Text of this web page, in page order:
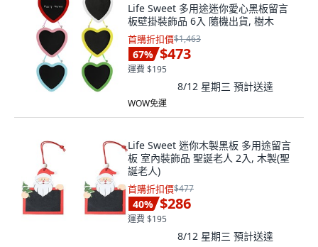
Life Sweet 多用途迷你愛心黑板留言
板壁掛裝飾品 6入 隨機出貨, 樹木
首購折扣價$1,463
67% $473
運費 $195
8/12 星期三 預計送達
WOW免運
Life Sweet 迷你木製黑板 多用途留言
板 室內裝飾品 聖誕老人 2入, 木製(聖
誕老人)
首購折扣價$477
40% $286
運費 $195
8/12 星期三 預計送達